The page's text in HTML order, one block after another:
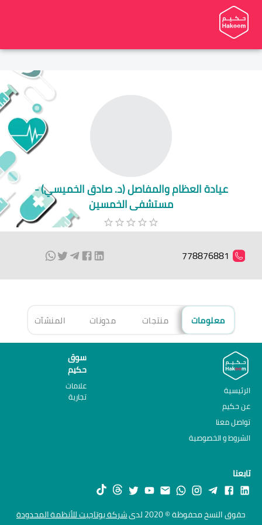
عيادة العظام والمفاصل (د. صادق الخميسي) -
مستشفى الخمسين
778876881
معلومات منتجات مدونات المنشآت
الرئيسية
عن حكيم
تواصل معنا
الشروط و الخصوصية
سوق
حكيم
علامات
تجارية
تابعنا
حقوق النسخ محفوظة © 2020 لدى شركة يوتاجيت للأنظمة المحدودة